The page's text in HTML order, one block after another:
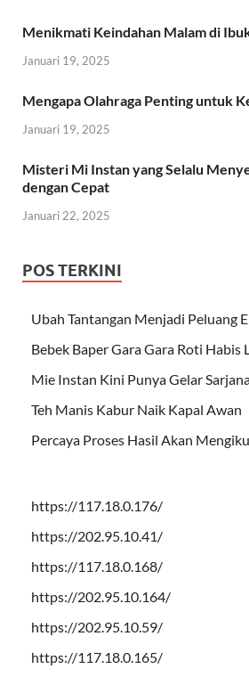
Menikmati Keindahan Malam di
Januari 19, 2025
Mengapa Olahraga Penting untuk
Januari 19, 2025
Misteri Mi Instan yang Selalu
dengan Cepat
Januari 22, 2025
POS TERKINI
Ubah Tantangan Menjadi Peluang
Bebek Baper Gara Gara Roti Habis
Mie Instan Kini Punya Gelar
Teh Manis Kabur Naik Kapal Awan
Percaya Proses Hasil Akan
https://117.18.0.176/
https://202.95.10.41/
https://117.18.0.168/
https://202.95.10.164/
https://202.95.10.59/
https://117.18.0.165/